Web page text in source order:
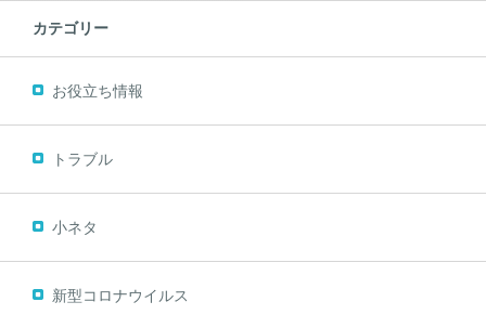
カテゴリー
お役立ち情報
トラブル
小ネタ
新型コロナウイルス